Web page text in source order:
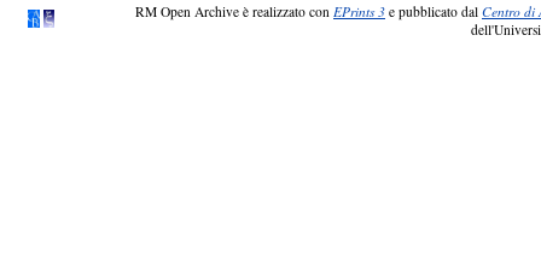
RM Open Archive è realizzato con EPrints 3 e pubblicato dal Centro di